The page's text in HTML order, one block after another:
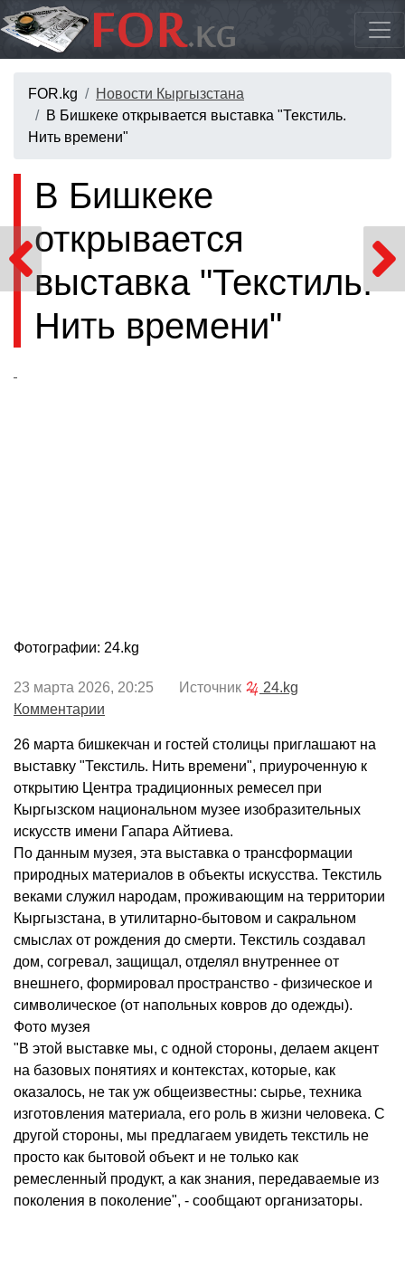
FOR.kg
Новости Кыргызстана
В Бишкеке открывается выставка "Текстиль.
Нить времени"
В Бишкеке
открывается
выставка "Текстиль.
Нить времени"
Фотографии: 24.kg
23 марта 2026, 20:25 Источник
24.kg
Комментарии
26 марта бишкекчан и гостей столицы приглашают на
выставку "Текстиль. Нить времени", приуроченную к
открытию Центра традиционных ремесел при
Кыргызском национальном музее изобразительных
искусств имени Гапара Айтиева.
По данным музея, эта выставка о трансформации
природных материалов в объекты искусства. Текстиль
веками служил народам, проживающим на территории
Кыргызстана, в утилитарно-бытовом и сакральном
смыслах от рождения до смерти. Текстиль создавал
дом, согревал, защищал, отделял внутреннее от
внешнего, формировал пространство - физическое и
символическое (от напольных ковров до одежды).
Фото музея
"В этой выставке мы, с одной стороны, делаем акцент
на базовых понятиях и контекстах, которые, как
оказалось, не так уж общеизвестны: сырье, техника
изготовления материала, его роль в жизни человека. С
другой стороны, мы предлагаем увидеть текстиль не
просто как бытовой объект и не только как
ремесленный продукт, а как знания, передаваемые из
поколения в поколение", - сообщают организаторы.